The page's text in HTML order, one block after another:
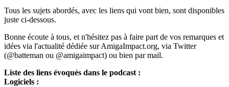
Tous les sujets abordés, avec les liens qui vont bien, sont disponibles
juste ci-dessous.
Bonne écoute à tous, et n'hésitez pas à faire part de vos remarques et
idées via l'actualité dédiée sur AmigaImpact.org, via Twitter
(@batteman ou @amigaimpact) ou bien par mail.
Liste des liens évoqués dans le podcast :
Logiciels :